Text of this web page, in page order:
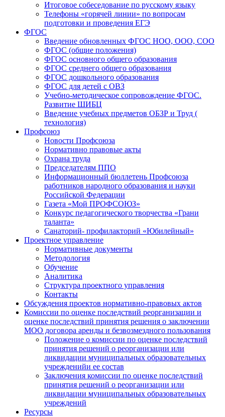
Итоговое собеседование по русскому языку
Телефоны «горячей линии» по вопросам
подготовки и проведения ЕГЭ
ФГОС
Введение обновленных ФГОС НОО, ООО, СОО
ФГОС (общие положения)
ФГОС основного общего образования
ФГОС среднего общего образования
ФГОС дошкольного образования
ФГОС для детей с ОВЗ
Учебно-методическое сопровождение ФГОС.
Развитие ШИБЦ
Введение учебных предметов ОБЗР и Труд (
технология)
Профсоюз
Новости Профсоюза
Нормативно правовые акты
Охрана труда
Председателям ППО
Информационный бюллетень Профсоюза
работников народного образования и науки
Российской Федерации
Газета «Мой ПРОФСОЮЗ»
Конкурс педагогического творчества «Грани
таланта»
Санаторий- профилакторий «Юбилейный»
Проектное управление
Нормативные документы
Методология
Обучение
Аналитика
Структура проектного управления
Контакты
Обсуждения проектов нормативно-правовых актов
Комиссии по оценке последствий реорганизации и
оценке последствий принятия решения о заключении
МОО договора аренды и безвозмездного пользования
Положение о комиссии по оценке последствий
принятия решений о реорганизации или
ликвидации муниципальных образовательных
учрежденийи ее состав
Заключения комиссии по оценке последствий
принятия решений о реорганизации или
ликвидации муниципальных образовательных
учреждений
Ресурсы